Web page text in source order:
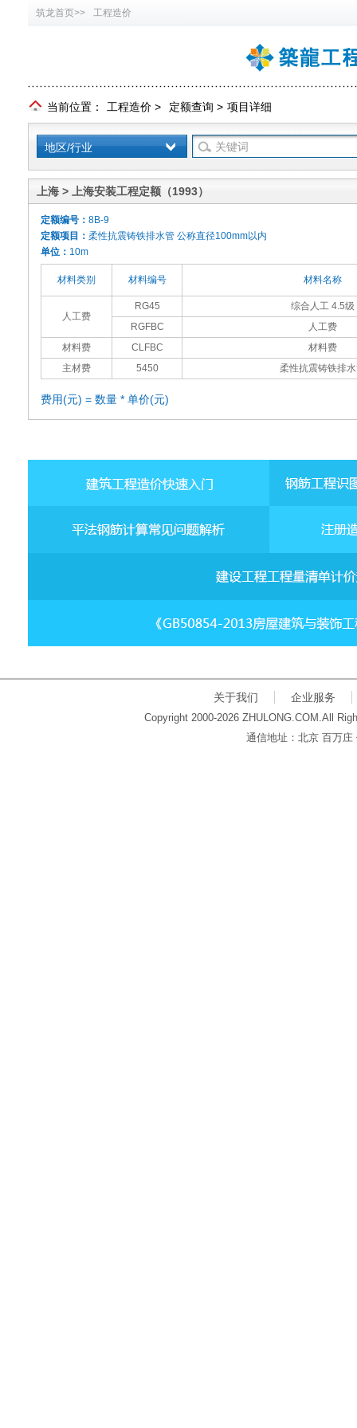
筑龙首页>> 工程造价
当前位置： 工程造价 > 定额查询 > 项目详细
地区/行业
上海 > 上海安装工程定额（1993）
定额编号： 8B-9
定额项目： 柔性抗震铸铁排水管 公称直径100mm以内
单位： 10m
材料类别 材料编号 材料名称
人工费
RG45
综合人工 4.5级
RGFBC
人工费
材料费
CLFBC
材料费
主材费
5450 柔性抗震铸铁排
费用(元) = 数量 * 单价(元)
关于我们 企业服务
Copyright 2000-2026 ZHULONG.COM.All
通信地址：北京 百万